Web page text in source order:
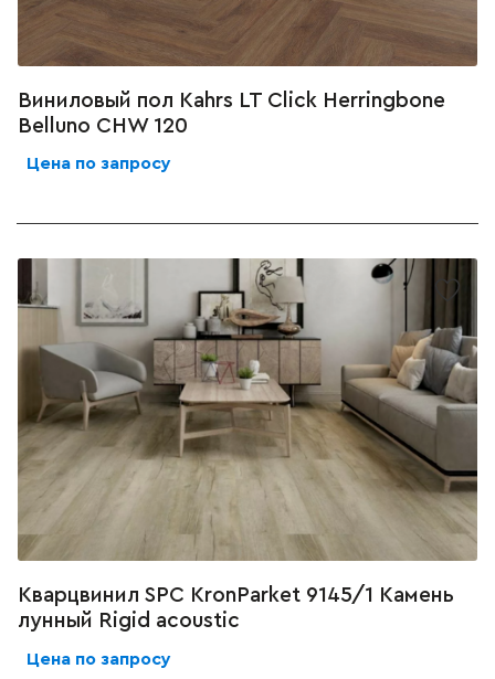
Виниловый пол Kahrs LT Click Herringbone
Belluno CHW 120
Цена по запросу
Кварцвинил SPC KronParket 9145/1 Камень
лунный Rigid acoustic
Цена по запросу